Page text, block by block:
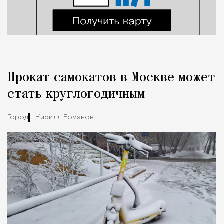
Прокат самокатов в Москве может
стать круглогодичным
Город Кирилл Романов